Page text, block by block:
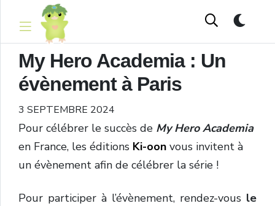
My Hero Academia : Un
évènement à Paris
3 SEPTEMBRE 2024
Pour célébrer le succès de My Hero Academia
en France, les éditions Ki-oon vous invitent à
un évènement afin de célébrer la série !
Pour participer à l’évènement, rendez-vous le